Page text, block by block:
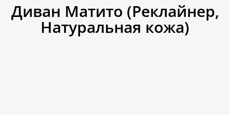
Диван Матито (Реклайнер,
Натуральная кожа)